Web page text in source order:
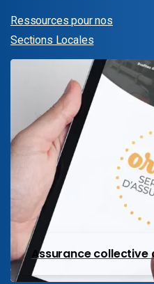
Ressources pour nos
Sections Locales
Assurance collective